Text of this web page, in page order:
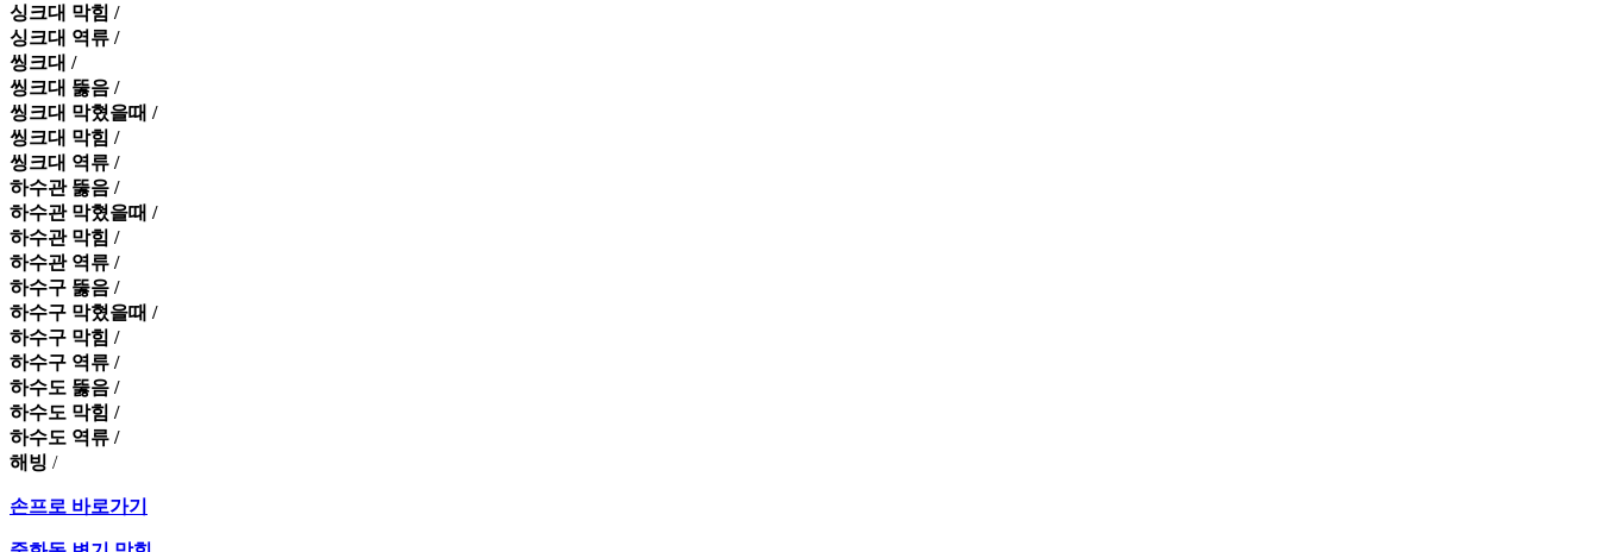
싱크대 막힘 /
싱크대 역류 /
씽크대 /
씽크대 뚫음 /
씽크대 막혔을때 /
씽크대 막힘 /
씽크대 역류 /
하수관 뚫음 /
하수관 막혔을때 /
하수관 막힘 /
하수관 역류 /
하수구 뚫음 /
하수구 막혔을때 /
하수구 막힘 /
하수구 역류 /
하수도 뚫음 /
하수도 막힘 /
하수도 역류 /
해빙 /
손프로 바로가기